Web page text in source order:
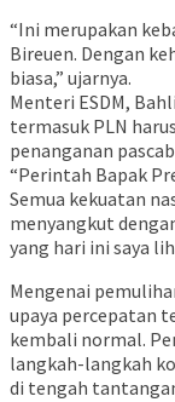
“Ini merupakan
Bireuen. Dengan
biasa,” ujarnya.
Menteri ESDM,
termasuk PLN
penanganan
“Perintah Bapak
Semua kekuatan
menyangkut
yang hari ini saya
Mengenai
upaya percepatan
kembali normal.
langkah-langkah
di tengah